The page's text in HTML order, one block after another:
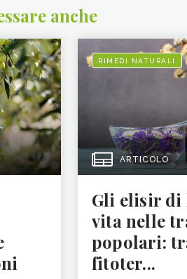
anche
RIMEDI NATURALI
ARTICOLO
Gli elisir di
vita nelle
popolari:
fitoter...